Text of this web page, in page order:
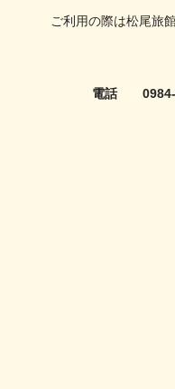
ご利用の際は松尾旅
電話